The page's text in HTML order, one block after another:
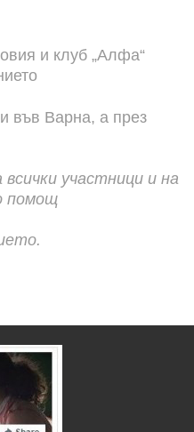
и клуб „Алфа“
във Варна, а през
участници и на
помощ